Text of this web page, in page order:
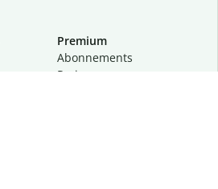
Premium
Abon­ne­ments
Preise